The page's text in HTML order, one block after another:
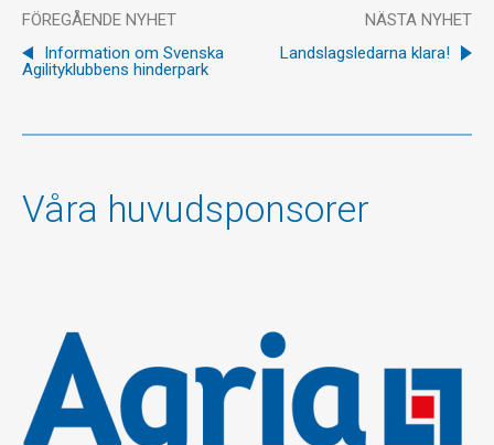
FÖREGÅENDE NYHET
Information om Svenska
Agilityklubbens hinderpark
NÄSTA NYHET
Landslagsledarna klara!
Våra huvudsponsorer